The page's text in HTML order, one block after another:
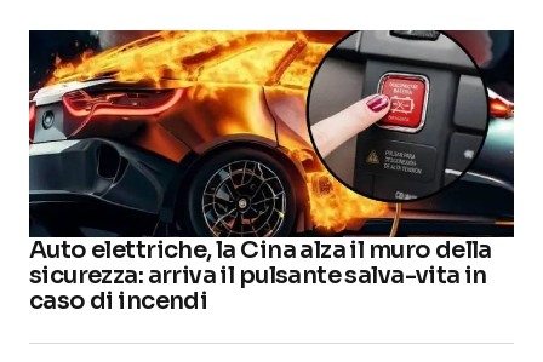
Auto elettriche, la Cina alza il muro della
sicurezza: arriva il pulsante salva-vita in
caso di incendi